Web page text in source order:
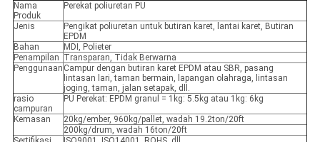
Nama
Produk
Perekat poliuretan PU
Jenis
Pengikat poliuretan untuk butiran karet, lantai karet, Butiran
EPDM
Bahan
MDI, Polieter
Penampilan Transparan, Tidak Berwarna
Penggunaan Campur dengan butiran karet EPDM atau SBR, pasang
lintasan lari, taman bermain, lapangan olahraga, lintasan
joging, taman, jalan setapak, dll.
rasio
campuran
PU Perekat: EPDM granul = 1kg: 5.5kg atau 1kg: 6kg
Kemasan
20kg/ember, 960kg/pallet, wadah 19.2ton/20ft
200kg/drum, wadah 16ton/20ft